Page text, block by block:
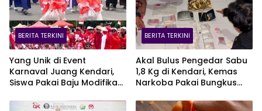
BERITA TERKINI
Yang Unik di Event
Karnaval Juang Kendari,
Siswa Pakai Baju Modifikasi
Putih
BERITA TERKINI
Akal Bulus Pengedar Sabu
1,8 Kg di Kendari, Kemas
Narkoba Pakai Bungkus